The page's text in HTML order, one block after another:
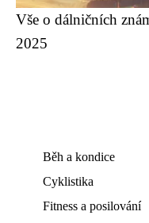
Vše o dálničních
2025
Běh a kondice
Cyklistika
Fitness a posilování